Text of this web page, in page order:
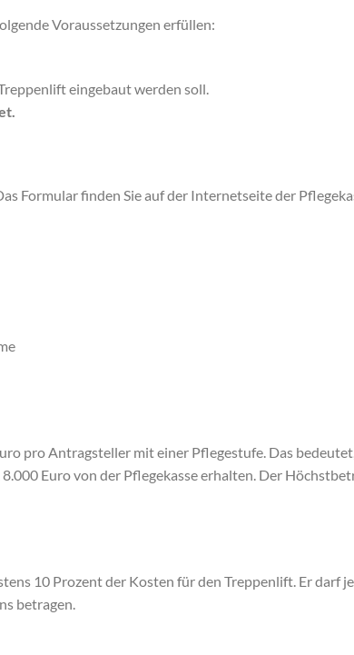
Voraussetzungen erfüllen:
eingebaut werden soll.
Formular finden Sie auf der Internetseite der
pro Antragsteller mit einer Pflegestufe. Das
Euro von der Pflegekasse erhalten. Der
10 Prozent der Kosten für den Treppenlift. Er darf
betragen.